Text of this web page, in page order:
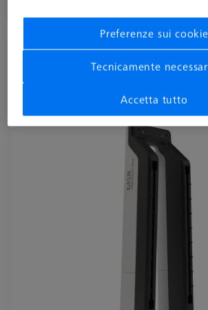
Disponibile
Colonna MSR 2.0, per CMM con Z =
626100-9300-800
Preferenze sui cookie
Tecnicamente
Accetta tutto